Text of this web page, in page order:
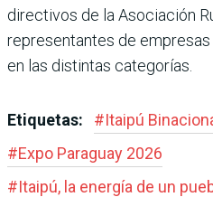
directivos de la Asociación
representantes de
en las distintas categorías.
Etiquetas: #Itaipú
#Expo Paraguay 2026
#Itaipú, la energía de un